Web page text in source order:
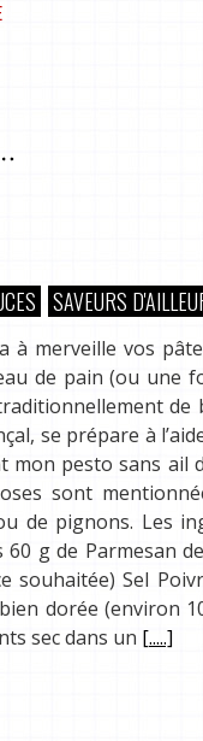
SAVEURS
merveille vos
de pain (ou une
de
se prépare à
mon pesto sans ail
sont
de pignons. Les
g de Parmesan
souhaitée) Sel
dorée (environ
sec dans un [.....]